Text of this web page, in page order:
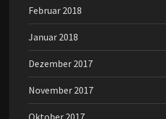
Februar 2018
Januar 2018
Dezember 2017
November 2017